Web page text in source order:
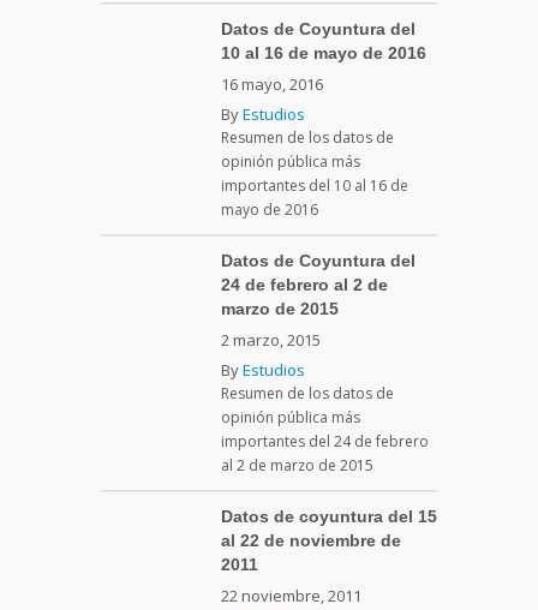
Datos de Coyuntura del
10 al 16 de mayo de 2016
16 mayo, 2016
ByEstudios
Resumen de los datos de
opinión pública más
importantes del 10 al 16 de
mayo de 2016
Datos de Coyuntura del
24 de febrero al 2 de
marzo de 2015
2 marzo, 2015
ByEstudios
Resumen de los datos de
opinión pública más
importantes del 24 de febrero
al 2 de marzo de 2015
Datos de coyuntura del 15
al 22 de noviembre de
2011
22 noviembre, 2011